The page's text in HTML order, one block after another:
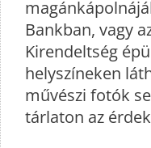
Bankban, vagy
Kirendeltség
helyszíneken
művészi fotók
tárlaton az